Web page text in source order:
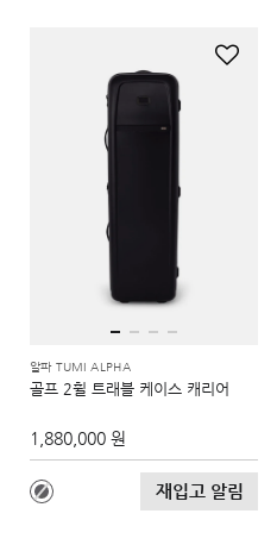
알파 TUMI ALPHA
골프 2휠 트래블 케이스 캐리어
1,880,000 원
재입고 알림